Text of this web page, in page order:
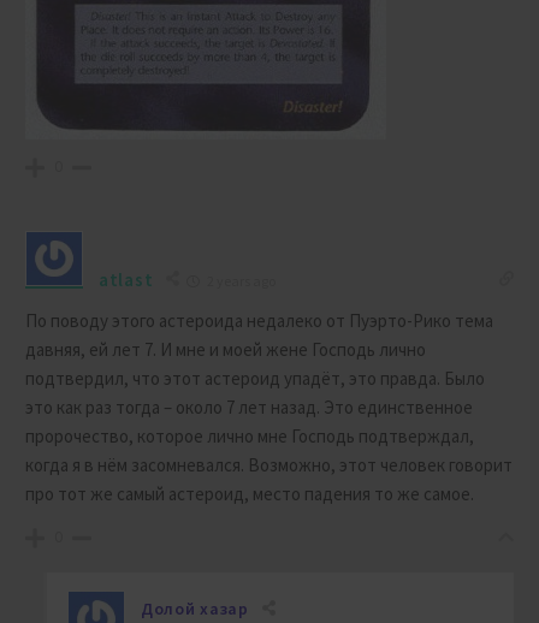
atlast
По поводу этого астероида недалеко от Пуэрто-Рико тема
давняя, ей лет 7. И мне и моей жене Господь лично
подтвердил, что этот астероид упадёт, это правда. Было
это как раз тогда – около 7 лет назад. Это единственное
пророчество, которое лично мне Господь подтверждал,
когда я в нём засомневался. Возможно, этот человек говорит
про тот же самый астероид, место падения то же самое.
Долой хазар